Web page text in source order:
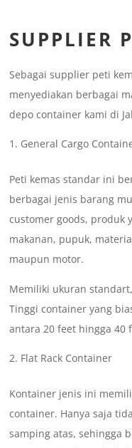
SUPPLIER
Sebagai supplier peti
menyediakan berbagai
depo container kami di
General Cargo
Peti kemas standar ini
berbagai jenis barang
customer goods, produk
makanan, pupuk,
maupun motor.
Memiliki ukuran
Tinggi container yang
antara 20 feet hingga 40
Flat Rack Container
Kontainer jenis ini
container. Hanya saja
samping atas, sehingga